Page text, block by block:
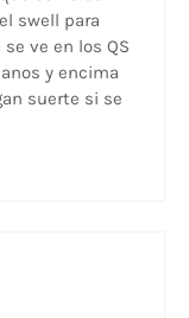
swell para
ve en los QS
y encima
suerte si se